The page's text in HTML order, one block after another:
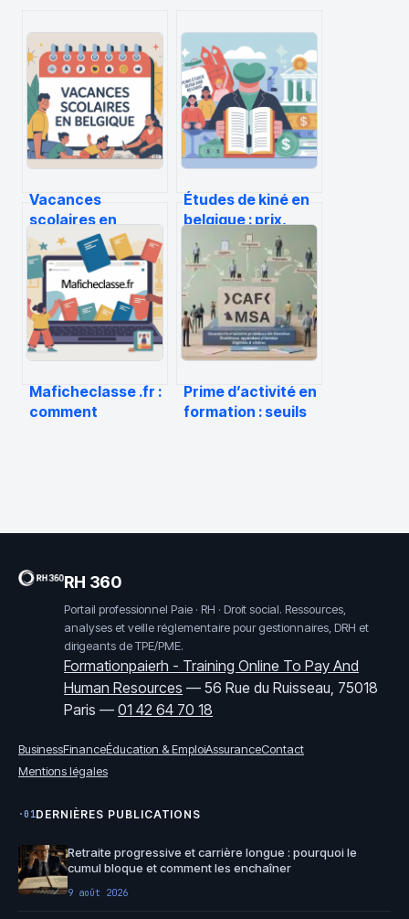
Vacances
scolaires en
belgique :
calendrier, zones
et conseils
pratiques
Études de kiné en
belgique : prix,
budget réel et
aides possibles
Maficheclasse .fr :
comment
Prime d’activité en
formation : seuils
RH 360
Portail professionnel Paie · RH · Droit social. Ressources,
analyses et veille réglementaire pour gestionnaires, DRH et
dirigeants de TPE/PME.
Formationpaierh - Training Online To Pay And
Human Resources —56 Rue du Ruisseau, 75018
Paris —01 42 64 70 18
BusinessFinanceÉducation & EmploiAssuranceContact
Mentions légales
·01DERNIÈRES PUBLICATIONS
Retraite progressive et carrière longue : pourquoi le
cumul bloque et comment les enchaîner
9 août 2026